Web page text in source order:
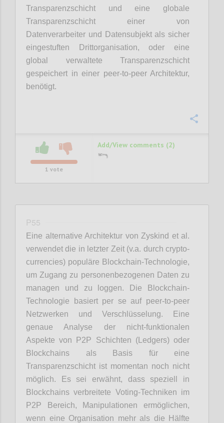
Transparenzschicht und eine globale
Transparenzschicht einer von
Datenverarbeiter und Datensubjekt als sicher
eingestuften Drittorganisation, oder eine
global verwaltete Transparenzschicht
gespeichert in einer peer-to-peer Architektur,
benötigt.
1 vote
Add/View comments (2)
P55
Eine alternative Architektur von Zyskind et al.
verwendet die in letzter Zeit (v.a. durch crypto-
currencies) populäre Blockchain-Technologie,
um Zugang zu personenbezogenen Daten zu
managen und zu loggen. Die Blockchain-
Technologie basiert per se auf peer-to-peer
Netzwerken und Verschlüsselung. Eine
genaue Analyse der nicht-funktionalen
Aspekte von P2P Schichten (Ledgers) oder
Blockchains als Basis für eine
Transparenzschicht ist momentan noch nicht
möglich. Es sei erwähnt, dass speziell in
Blockchains verbreitete Voting-Techniken im
P2P Bereich, Manipulationen ermöglichen,
wenn eine Organisation mehr als die Hälfte